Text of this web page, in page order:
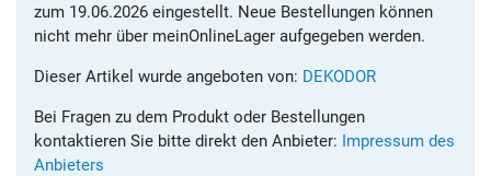
zum 19.06.2026 eingestellt. Neue Bestellungen können
nicht mehr über meinOnlineLager aufgegeben werden.
Dieser Artikel wurde angeboten von: DEKODOR
Bei Fragen zu dem Produkt oder Bestellungen
kontaktieren Sie bitte direkt den Anbieter: Impressum des
Anbieters